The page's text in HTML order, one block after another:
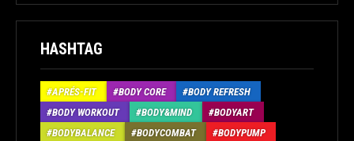
HASHTAG
APRÉS-FIT BODY CORE
BODY REFRESH
BODY WORKOUT
BODY&MIND
BODYART
BODYBALANCE
BODYCOMBAT
BODYPUMP